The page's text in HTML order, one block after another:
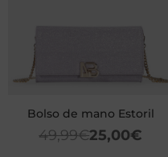
Bolso de mano Estoril
49,99€25,00€